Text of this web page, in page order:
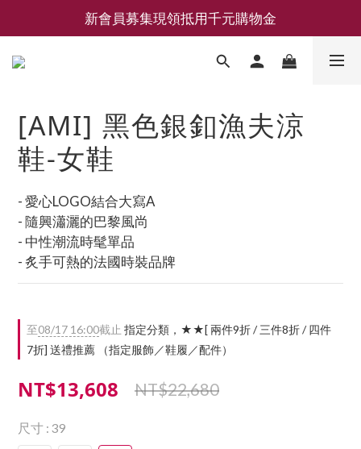
新會員募集現領抵用千元購物金
新會員募集現領抵用千元購物金
LEMAIRE 經典可頌包 NEW ARRIVAL
新會員募集現領抵用千元購物金
[AMI] 黑色銀釦漁夫涼
鞋-女鞋
- 愛心LOGO結合大寫A
- 隨興瀟灑的巴黎風尚
- 中性潮流時髦單品
- 炙手可熱的法國時裝品牌
至08/17 16:00截止 指定分類，★★[ 兩件9折 / 三件8折 / 四件
7折] 送禮推薦 （指定服飾／鞋履／配件）
NT$13,608 NT$22,680
尺寸 : 39